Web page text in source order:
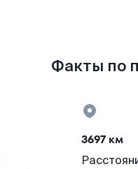
Факты по
3697 км